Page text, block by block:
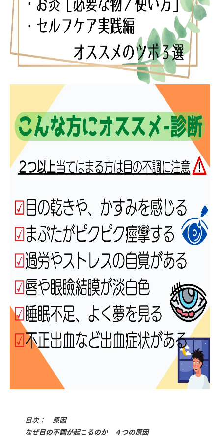
目次： 原因
なぜ目の不調が起こるのか ４つの原因